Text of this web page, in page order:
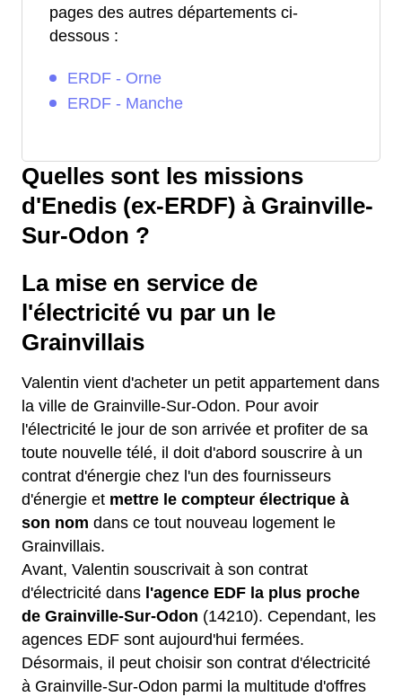
pages des autres départements ci-
dessous :
ERDF - Orne
ERDF - Manche
Quelles sont les missions
d'Enedis (ex-ERDF) à Grainville-
Sur-Odon ?
La mise en service de
l'électricité vu par un le
Grainvillais
Valentin vient d'acheter un petit appartement dans
la ville de Grainville-Sur-Odon. Pour avoir
l'électricité le jour de son arrivée et profiter de sa
toute nouvelle télé, il doit d'abord souscrire à un
contrat d'énergie chez l'un des fournisseurs
d'énergie et mettre le compteur électrique à
son nom dans ce tout nouveau logement le
Grainvillais.
Avant, Valentin souscrivait à son contrat
d'électricité dans l'agence EDF la plus proche
de Grainville-Sur-Odon (14210). Cependant, les
agences EDF sont aujourd'hui fermées.
Désormais, il peut choisir son contrat d'électricité
à Grainville-Sur-Odon parmi la multitude d'offres